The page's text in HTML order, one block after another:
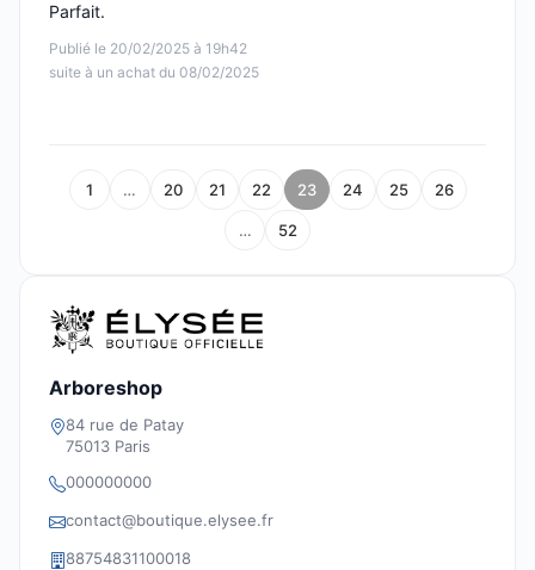
Publié le 20/02/2025 à 19h42
suite à un achat du 08/02/2025
Parfait.
1 … 20 21 22 23 24 25 26
… 52
Arboreshop
84 rue de Patay
75013 Paris
000000000
contact@boutique.elysee.fr
88754831100018